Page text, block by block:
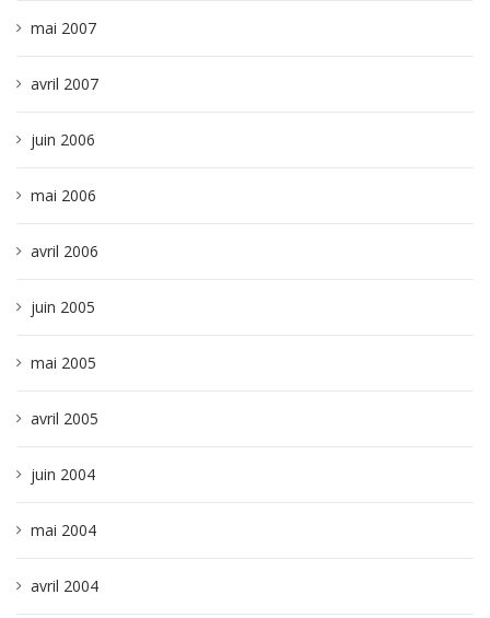
mai 2007
avril 2007
juin 2006
mai 2006
avril 2006
juin 2005
mai 2005
avril 2005
juin 2004
mai 2004
avril 2004